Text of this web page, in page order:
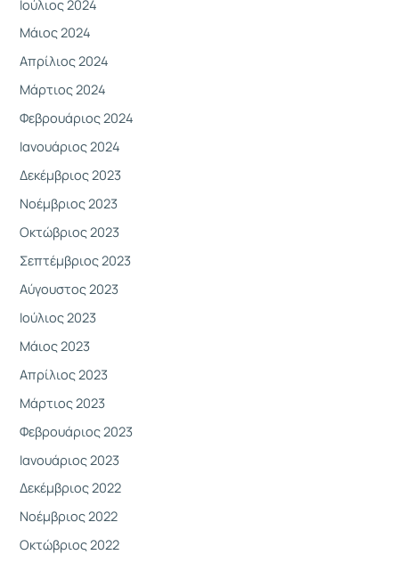
Ιούλιος 2024
Μάιος 2024
Απρίλιος 2024
Μάρτιος 2024
Φεβρουάριος 2024
Ιανουάριος 2024
Δεκέμβριος 2023
Νοέμβριος 2023
Οκτώβριος 2023
Σεπτέμβριος 2023
Αύγουστος 2023
Ιούλιος 2023
Μάιος 2023
Απρίλιος 2023
Μάρτιος 2023
Φεβρουάριος 2023
Ιανουάριος 2023
Δεκέμβριος 2022
Νοέμβριος 2022
Οκτώβριος 2022